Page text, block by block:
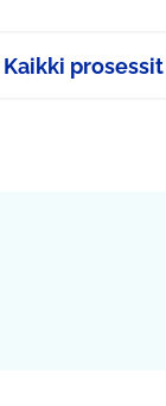
Kaikki prosessit